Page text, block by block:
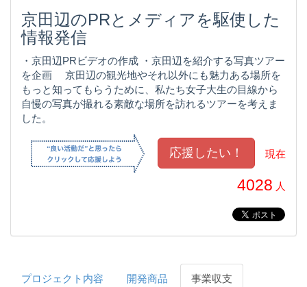
京田辺のPRとメディアを駆使した
情報発信
・京田辺PRビデオの作成 ・京田辺を紹介する写真ツアー
を企画 京田辺の観光地やそれ以外にも魅力ある場所を
もっと知ってもらうために、私たち女子大生の目線から
自慢の写真が撮れる素敵な場所を訪れるツアーを考えま
した。
現在
4028 人
プロジェクト内容 開発商品 事業収支